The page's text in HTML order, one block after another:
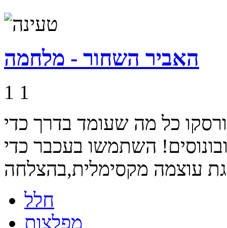
האביר השחור - מלחמה
1 1
כל מה שעומד בדרך כדי
השתמשו בעכבר כדי
חלל
מפלצות